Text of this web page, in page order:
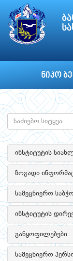
ნიკო
ინსტიტუტის
ზოგადი
სამეცნიერო
ინსტიტუტის
განყოფილებები
სამეცნიერო